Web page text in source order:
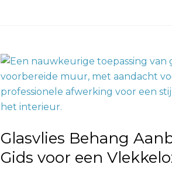
Glasvlies Behang
Gids voor een
Glasvlies
Behang
Aanbrengen:
Een
Gids
voor